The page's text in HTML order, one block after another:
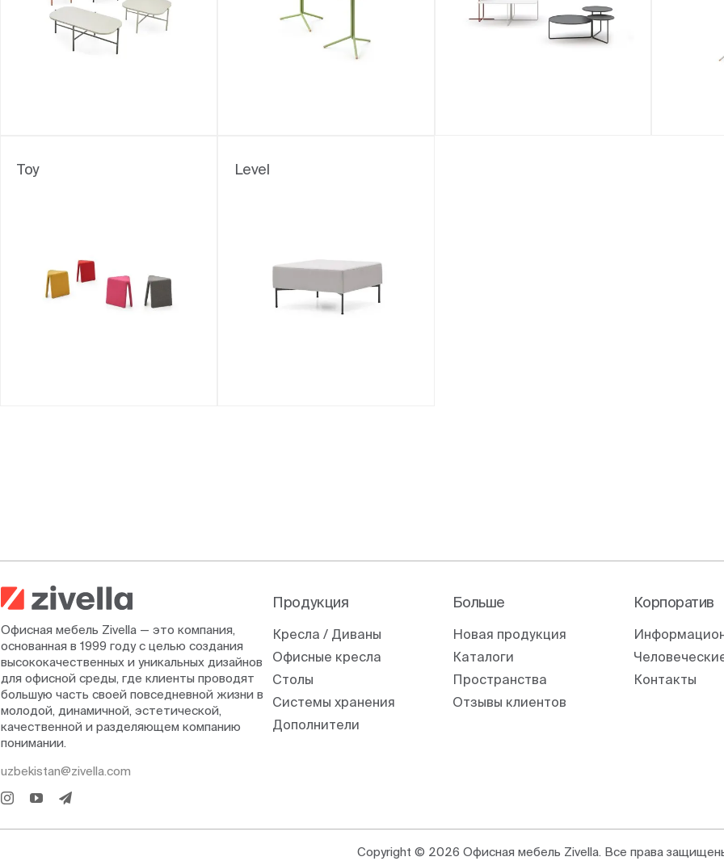
Toy Level
Офисная мебель Zivella — это компания,
основанная в 1999 году с целью создания
высококачественных и уникальных дизайнов
для офисной среды, где клиенты проводят
большую часть своей повседневной жизни в
молодой, динамичной, эстетической,
качественной и разделяющем компанию
понимании.
uzbekistan@zivella.com
Продукция
Кресла / Диваны
Офисные кресла
Столы
Системы хранения
Дополнители
Больше
Новая продукция
Каталоги
Пространства
Отзывы клиентов
Корпоратив
Контакты
Copyright © 2026 Офисная мебель Zivella. Все права